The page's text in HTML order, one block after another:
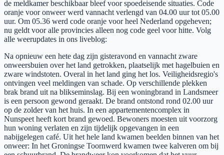
de meldkamer beschikbaar bleef voor spoedeisende situaties. Code
oranje voor onweer werd vannacht verlengd van 04.00 uur tot 05.00
uur. Om 05.36 werd code oranje voor heel Nederland opgeheven;
nu geldt voor alle provincies alleen nog code geel voor hitte. Volg
alle weerupdates in ons liveblog:
Na opnieuw een hete dag zijn gisteravond en vannacht zware
onweersbuien over het land getrokken, plaatselijk met hagelbuien en
zware windstoten. Overal in het land ging het los. Veiligheidsregio's
ontvingen veel meldingen van schade. Op verschillende plekken
brak brand uit na blikseminslag. Bij een woningbrand in Landsmeer
is een persoon gewond geraakt. De brand ontstond rond 02.00 uur
op de zolder van het huis. In een appartementencomplex in
Nunspeet heeft kort brand gewoed. Bewoners moesten uit voorzorg
hun woning verlaten en zijn tijdelijk opgevangen in een
nabijgelegen café. Uit het hele land kwamen beelden binnen van het
onweer: In het Groningse Toornwerd kwamen twee kalveren om bij